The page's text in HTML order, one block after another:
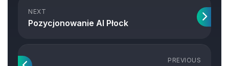
NEXT
Pozycjonowanie AI Płock
PREVIOUS